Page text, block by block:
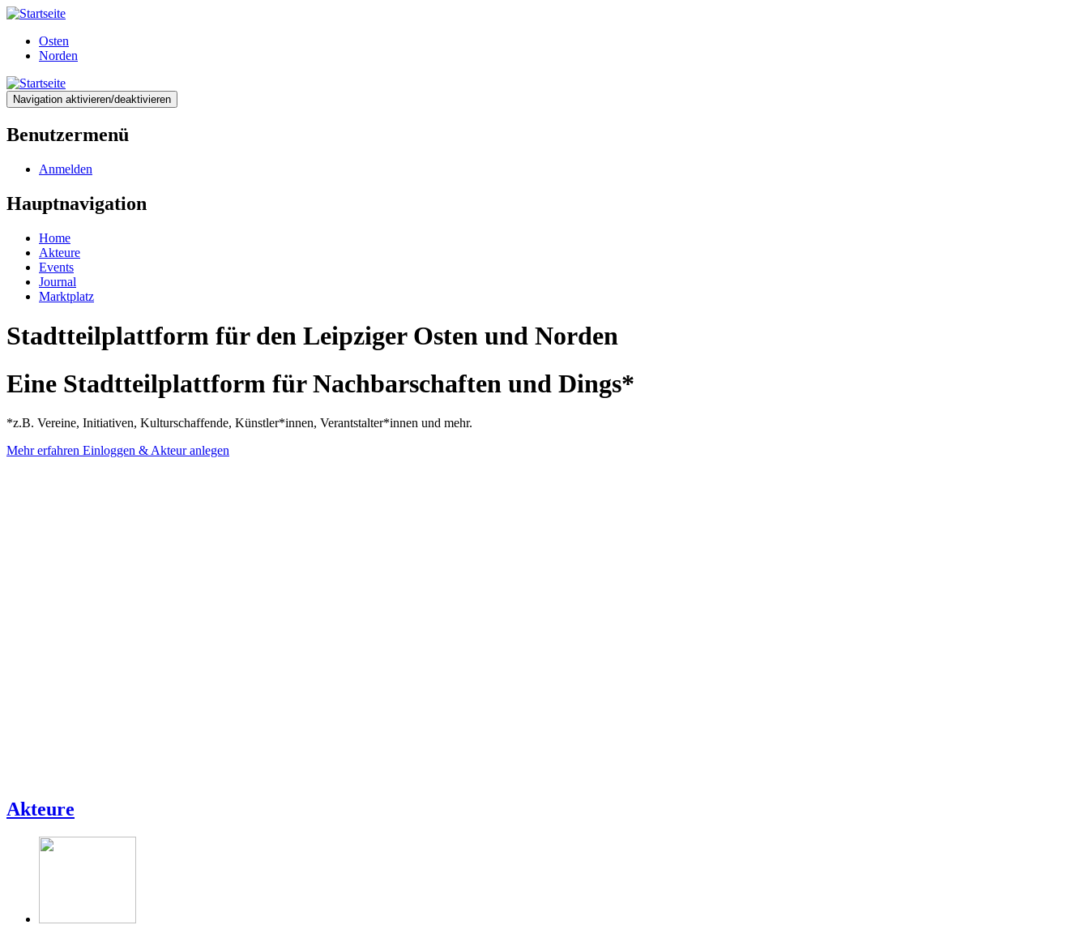
Direkt
Inhalt
Osten
Norden
Navigation aktivieren/deaktivieren
Benutzermenü
Anmelden
Hauptnavigation
Home
Akteure
Events
Journal
Marktplatz
Stadtteilplattform für den Leipziger Osten und Norden
Eine Stadtteilplattform für Nachbarschaften und Dings*
*z.B. Vereine, Initiativen, Kulturschaffende, Künstler*innen, Verantstalter*innen und mehr.
Mehr erfahren Einloggen & Akteur anlegen
Akteure